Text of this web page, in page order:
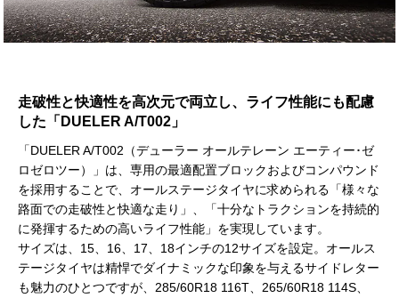
走破性と快適性を高次元で両立し、ライフ性能にも配慮
した「DUELER A/T002」
「DUELER A/T002（デューラー オールテレーン エーティー･ゼ
ロゼロツー）」は、専用の最適配置ブロックおよびコンパウンド
を採用することで、オールステージタイヤに求められる「様々な
路面での走破性と快適な走り」、「十分なトラクションを持続的
に発揮するための高いライフ性能」を実現しています。
サイズは、15、16、17、18インチの12サイズを設定。オールス
テージタイヤは精悍でダイナミックな印象を与えるサイドレター
も魅力のひとつですが、285/60R18 116T、265/60R18 114S、